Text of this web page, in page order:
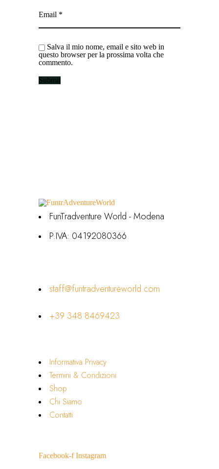
Email *
Salva il mio nome, email e sito web in
questo browser per la prossima volta che
commento.
FunTradventure World - Modena
P.IVA: 04192080366
staff@funtradventureworld.com
+39 348 8469423
Informativa Privacy
Termini & Condizioni
Shop
Chi Siamo
Contatti
Facebook-f Instagram